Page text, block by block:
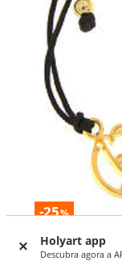
Holyart app
Descubra agora a
-25%
Pulseira